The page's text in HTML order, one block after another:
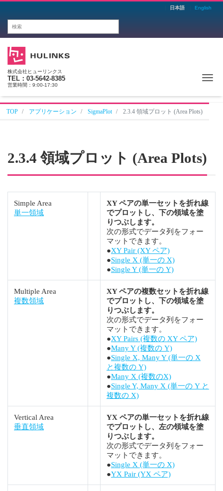
日本語 English
株式会社ヒューリンクス
TEL：03-5642-8385
営業時間：9:00-17:30
TOP アプリケーション SigmaPlot 2.3.4 領域プロット (Area Plots)
2.3.4 領域プロット (Area Plots)
Simple Area
単一領域
XY ペアの単一セットを折れ線
でプロットし、下の領域を塗
りつぶします。
次の形式でデータ列をフォー
マットできます。
●XY Pair (XY ペア)
●Single X (単一の X)
●Single Y (単一の Y)
Multiple Area
複数領域
XY ペアの複数セットを折れ線
でプロットし、下の領域を塗
りつぶします。
次の形式でデータ列をフォー
マットできます。
●XY Pairs (複数の XY ペア)
●Many Y (複数の Y)
●Single X, Many Y (単一の X
と複数の Y)
●Many X (複数のX)
●Single Y, Many X (単一の Y と
複数の X)
Vertical Area
垂直領域
YX ペアの単一セットを折れ線
でプロットし、左の領域を塗
りつぶします。
次の形式でデータ列をフォー
マットできます。
●Single X (単一の X)
●YX Pair (YX ペア)